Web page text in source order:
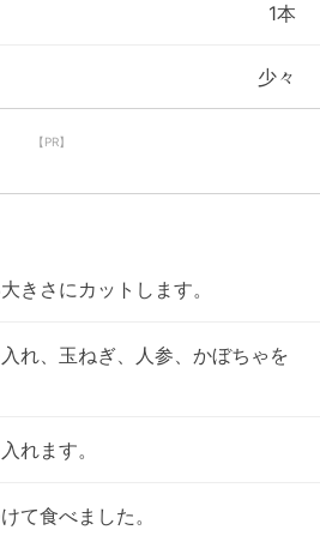
1本
少々
【PR】
きさにカットします。
れ、玉ねぎ、人参、かぼちゃを
れます。
て食べました。